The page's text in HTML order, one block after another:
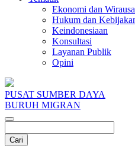
Ekonomi dan
Hukum dan
Keindonesiaan
Konsultasi
Layanan Publik
Opini
PUSAT SUMBER DAYA
BURUH MIGRAN